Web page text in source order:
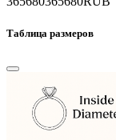
Таблица размеров